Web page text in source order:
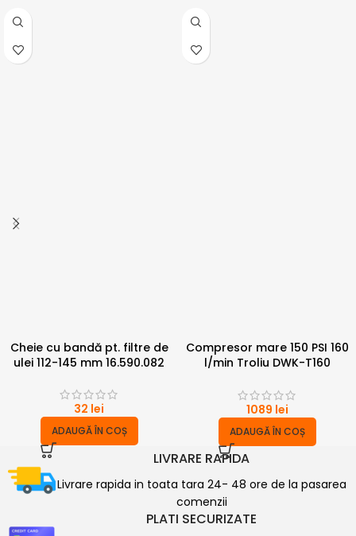
Cheie cu bandă pt. filtre de
ulei 112-145 mm 16.590.082
32 lei
ADAUGĂ ÎN COȘ
Compresor mare 150 PSI 160
l/min Troliu DWK-T160
1089 lei
ADAUGĂ ÎN COȘ
LIVRARE RAPIDA
Livrare rapida in toata tara 24- 48 ore de la pasarea
comenzii
PLATI SECURIZATE